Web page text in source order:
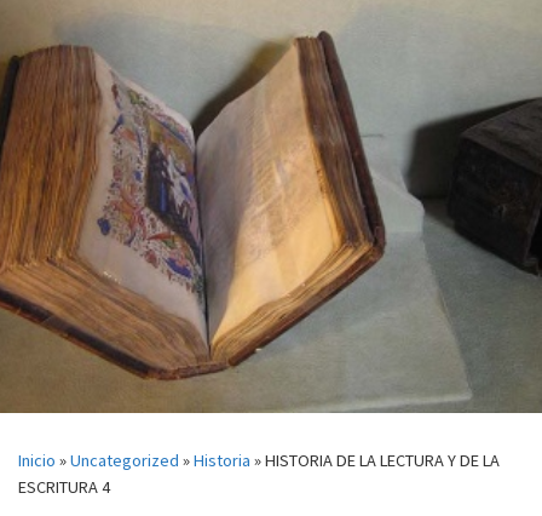
Inicio »Uncategorized »Historia »HISTORIA DE LA LECTURA Y DE LA
ESCRITURA 4